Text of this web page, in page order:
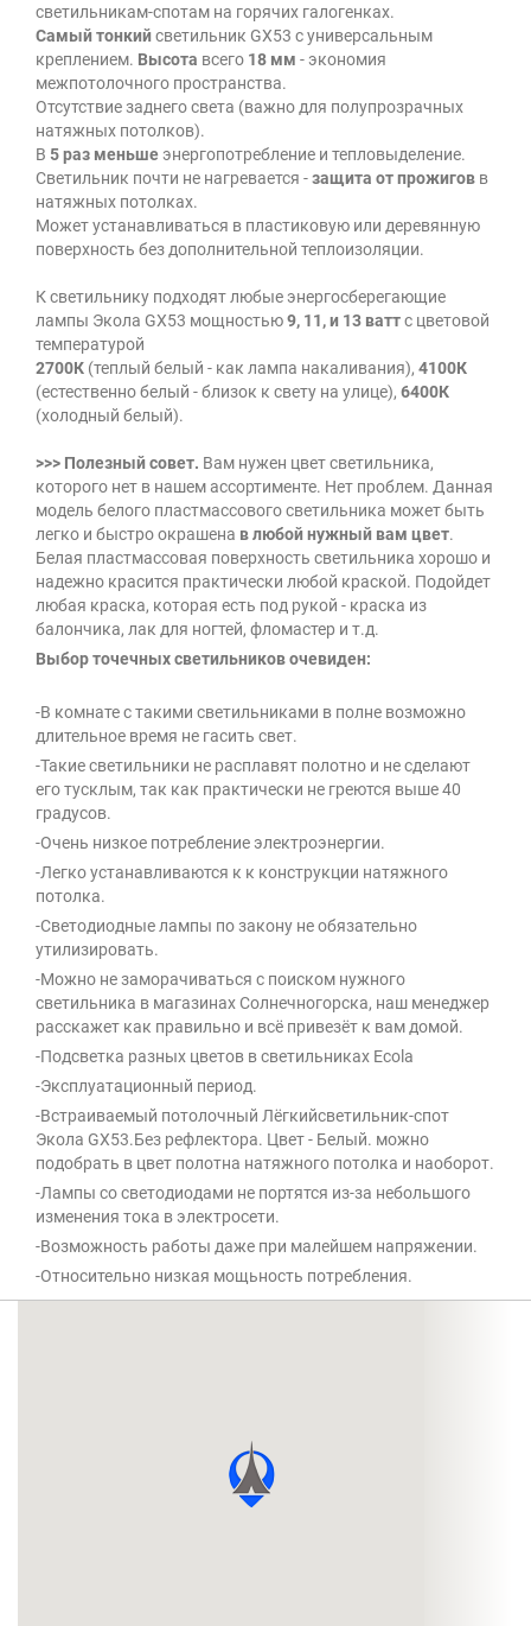
светильникам-спотам на горячих галогенках.
Самый тонкийсветильник GX53 c универсальным
креплением. Высота всего 18 мм - экономия
межпотолочного пространства.
Отсутствие заднего света (важно для полупрозрачных
натяжных потолков).
В 5 раз меньшеэнергопотребление и тепловыделение.
Светильник почти не нагревается -защита от прожигов в
натяжных потолках.
Может устанавливаться в пластиковую или деревянную
поверхность без дополнительной теплоизоляции.
К светильнику подходят любые энергосберегающие
лампы Экола GX53 мощностью9, 11, и 13 ваттс цветовой
температурой
2700К (теплый белый - как лампа накаливания), 4100К
(естественно белый - близок к свету на улице), 6400К
(холодный белый).
>>> Полезный совет. Вам нужен цвет светильника,
которого нет в нашем ассортименте. Нет проблем. Данная
модель белого пластмассового светильника может быть
легко и быстро окрашена в любой нужный вам цвет.
Белая пластмассовая поверхность светильника хорошо и
надежно красится практически любой краской. Подойдет
любая краска, которая есть под рукой - краска из
балончика, лак для ногтей, фломастер и т.д.
Выбор точечных светильников очевиден:
-В комнате с такими светильниками в полне возможно
длительное время не гасить свет.
-Такие светильники не расплавят полотно и не сделают
его тусклым, так как практически не греются выше 40
градусов.
-Очень низкое потребление электроэнергии.
-Легко устанавливаются к к конструкции натяжного
потолка.
-Светодиодные лампы по закону не обязательно
утилизировать.
-Можно не заморачиваться с поиском нужного
светильника в магазинах Солнечногорска, наш менеджер
расскажет как правильно и всё привезёт к вам домой.
-Подсветка разных цветов в светильниках Ecola
-Эксплуатационный период.
-Встраиваемый потолочный Лёгкийсветильник-спот
Экола GX53.Без рефлектора. Цвет - Белый. можно
подобрать в цвет полотна натяжного потолка и наоборот.
-Лампы со светодиодами не портятся из-за небольшого
изменения тока в электросети.
-Возможность работы даже при малейшем напряжении.
-Относительно низкая мощьность потребления.